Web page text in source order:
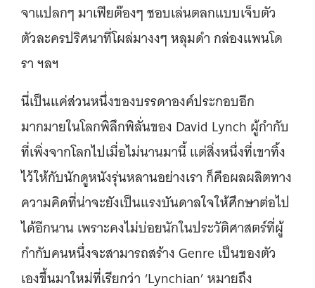
จาแปลกๆ มาเฟียต๊องๆ ชอบเล่นตลกแบบเจ็บตัว
ตัวละครปริศนาที่โผล่มางงๆ หลุมดำ กล่องแพนโด
รา ฯลฯ
นี่เป็นแค่ส่วนหนึ่งของบรรดาองค์ประกอบอีก
มากมายในโลกพิลึกพิลั่นของ David Lynch ผู้กำกับ
ที่เพิ่งจากโลกไปเมื่อไม่นานมานี้ แต่สิ่งหนึ่งที่เขาทิ้ง
ไว้ให้กับนักดูหนังรุ่นหลานอย่างเรา ก็คือผลผลิตทาง
ความคิดที่น่าจะยังเป็นแรงบันดาลใจให้ศึกษาต่อไป
ได้อีกนาน เพราะคงไม่บ่อยนักในประวัติศาสตร์ที่ผู้
กำกับคนหนึ่งจะสามารถสร้าง Genre เป็นของตัว
เองขึ้นมาใหม่ที่เรียกว่า ‘Lynchian’ หมายถึง